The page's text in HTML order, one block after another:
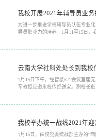
我校开展2021年辅导员业
为进一步推进学校辅导员队伍专业
导员职业力的培养，1月11至15日，
云南大学社科处处长到我校
1月15日下午，经管楼521会议室座
军教授应邀来校传经送宝。副校长
我校举办统一战线2021年迎
1月15日，由校党委统战部主办的“